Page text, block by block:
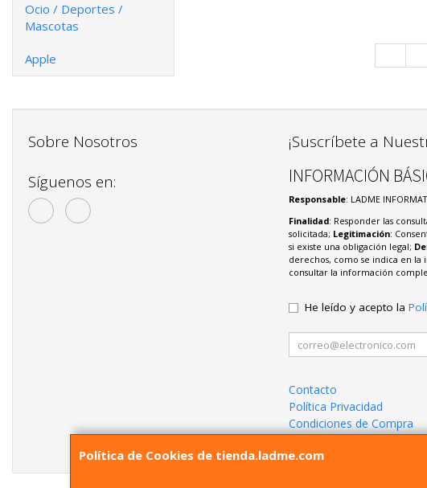
Ocio / Deportes /
Mascotas
Apple
Política de Cookies de tienda.ladme.com
Sobre Nosotros
Síguenos en:
¡Suscríbete a
INFORMACIÓN
Responsable: LADME
Finalidad: Responder las
solicitada; Legitimación:
si existe una obligación legal;
derechos, como se indica en
consultar la información
He leído y acepto la
Contacto
Política Privacidad
Condiciones de Compra
¿Quienes Somos?